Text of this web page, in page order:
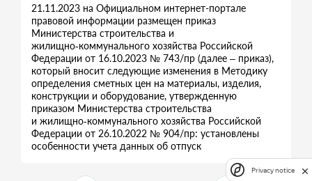
21.11.2023 на Официальном интернет-портале
правовой информации размещен приказ
Министерства строительства и
жилищно‑коммунального хозяйства Российской
Федерации от 16.10.2023 № 743/пр (далее – приказ),
который вносит следующие изменения в Методику
определения сметных цен на материалы, изделия,
конструкции и оборудование, утвержденную
приказом Министерства строительства
и жилищно‑коммунального хозяйства Российской
Федерации от 26.10.2022 № 904/пр: установлены
особенности учета данных об отпуск
Privacy notice